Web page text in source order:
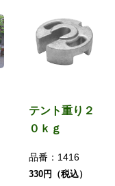
テント重り２
０ｋｇ
品番： 1416
330円（税込）